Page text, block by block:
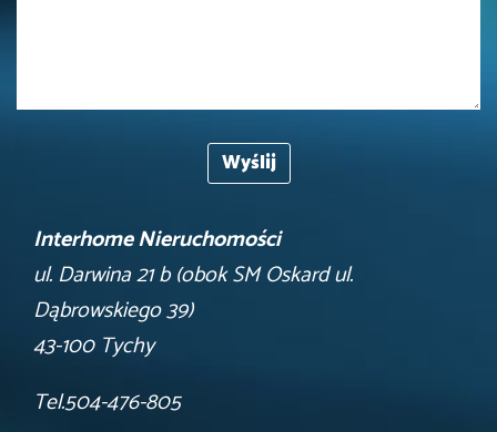
Interhome Nieruchomości
ul. Darwina 21 b (obok SM Oskard ul.
Dąbrowskiego 39)
43-100 Tychy
Tel.504-476-805